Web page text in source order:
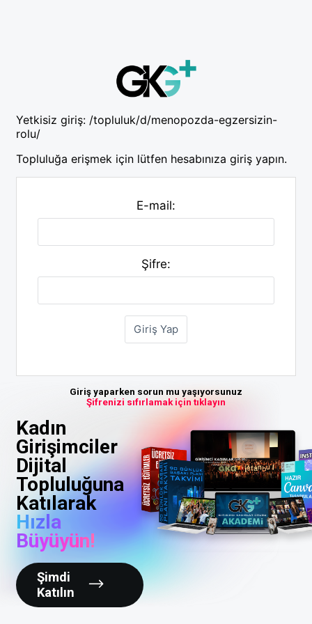
Yetkisiz giriş: /topluluk/d/menopozda-egzersizin-
rolu/
Topluluğa erişmek için lütfen hesabınıza giriş yapın.
E-mail:
Şifre:
Giriş yaparken sorun mu yaşıyorsunuz
Şifrenizi sıfırlamak için tıklayın
Kadın
Girişimciler
Dijital
Topluluğuna
Katılarak
Hızla
Büyüyün!
Şimdi
Katılın